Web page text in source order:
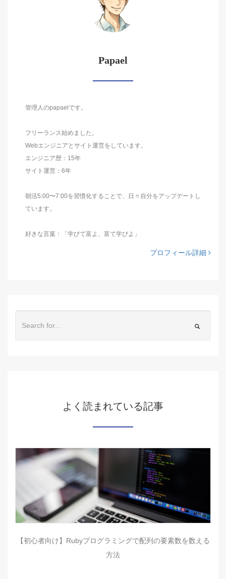
Papael
管理人のpapaelです。
フリーランス始めました。
Webエンジニアとサイト運営をしています。
エンジニア歴：15年
サイト運営：6年
朝活5:00〜7:00を習慣化することで、日々自分をアップデートし
ています。
好きな言葉：「学びて富よ、富て学びよ」
プロフィール詳細
よく読まれている記事
【初心者向け】Rubyプログラミングで配列の要素数を数える
方法